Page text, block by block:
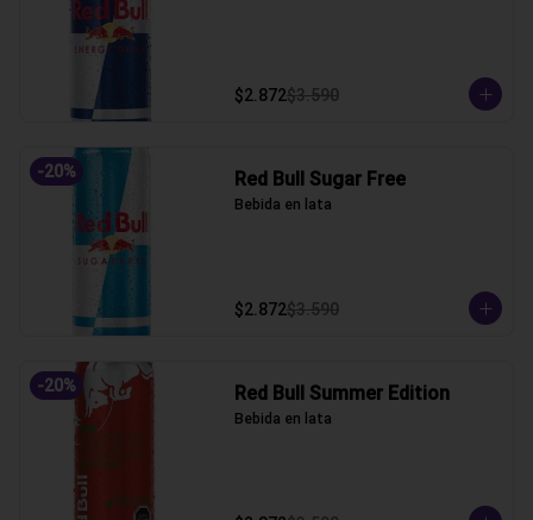
$2.872$3.590
-20% Red Bull Sugar Free
Bebida en lata
$2.872$3.590
-20% Red Bull Summer Edition
Bebida en lata